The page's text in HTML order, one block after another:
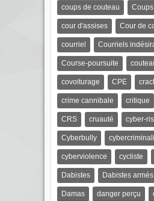
coups de couteau
cour d'assises Cour de
courriel Courriels
Course-poursuite
covoiturage CPE
crime cannibale critique
CRS cruauté cyber-
Cyberbully
cyberviolence cycliste
Dabistes Dabistes armés
Damas danger perçu